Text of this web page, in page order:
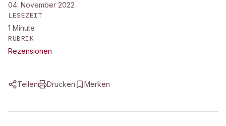
04. November 2022
LESEZEIT
1 Minute
RUBRIK
Rezensionen
Teilen Drucken Merken